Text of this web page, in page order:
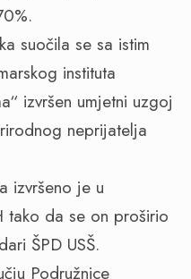
suočila se sa istim
instituta
izvršen umjetni uzgoj
neprijatelja
izvršeno je u
tako da se on proširio
ŠPD USŠ.
Podružnice